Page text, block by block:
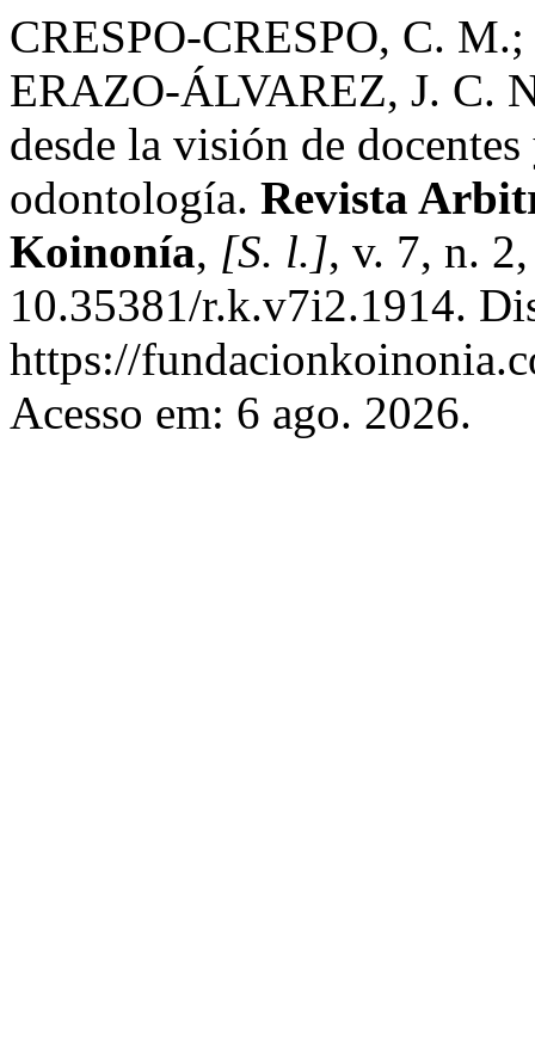
CRESPO-CRESPO, C.
ERAZO-ÁLVAREZ, J. C.
desde la visión de
odontología. Revista
Koinonía, [S. l.], v. 7, n.
10.35381/r.k.v7i2.1914.
https://
Acesso em: 6 ago. 2026.